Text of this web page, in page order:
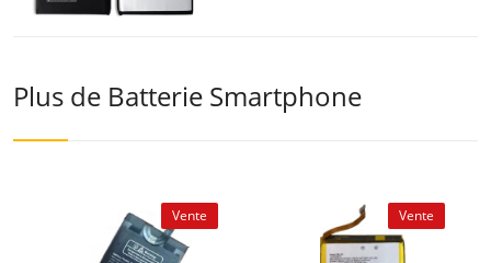
Plus de Batterie Smartphone
Vente Vente